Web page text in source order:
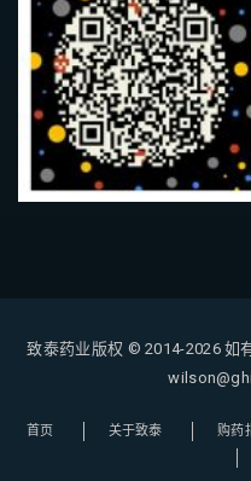
致泰药业版权 © 2014-2026如
首页 关于致泰 购药